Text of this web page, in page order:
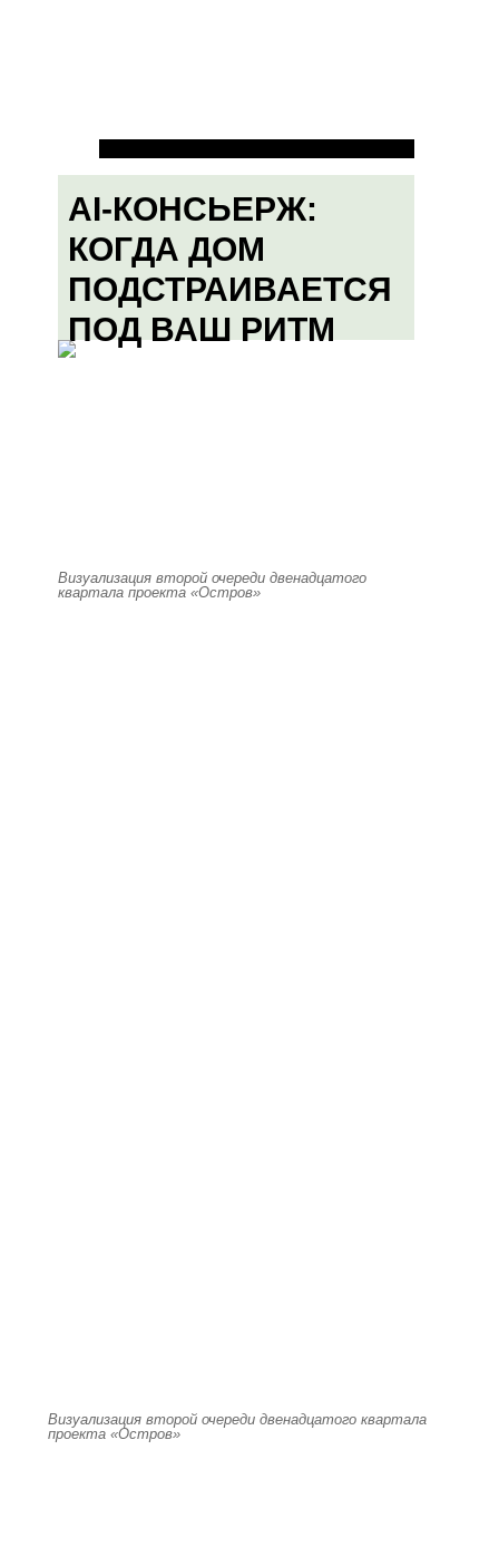
AI-КОНСЬЕРЖ:
КОГДА ДОМ
ПОДСТРАИВАЕТСЯ
ПОД ВАШ РИТМ
Визуализация второй очереди двенадцатого
квартала проекта «Остров»
Визуализация второй очереди двенадцатого квартала
проекта «Остров»